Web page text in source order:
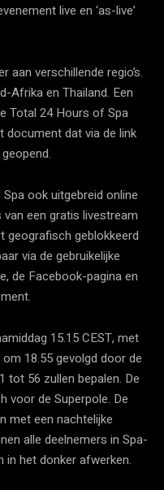
live en ‘as-live’
aan verschillende regio’s.
Afrika en Thailand. Een
Total 24 Hours of Spa
document dat via de link
ook uitgebreid online
een gratis livestream
geografisch geblokkeerd
via de gebruikelijke
de Facebook-pagina en
15.15 CEST, met
18.55 gevolgd door de
tot 56 zullen bepalen. De
voor de Superpole. De
met een nachtelijke
alle deelnemers in Spa-
in het donker afwerken.